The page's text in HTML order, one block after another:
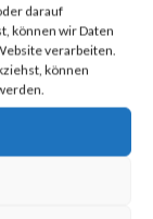
darauf
können wir Daten
verarbeiten.
können